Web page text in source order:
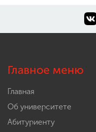
Главное меню
Главная
Об университете
Абитуриенту